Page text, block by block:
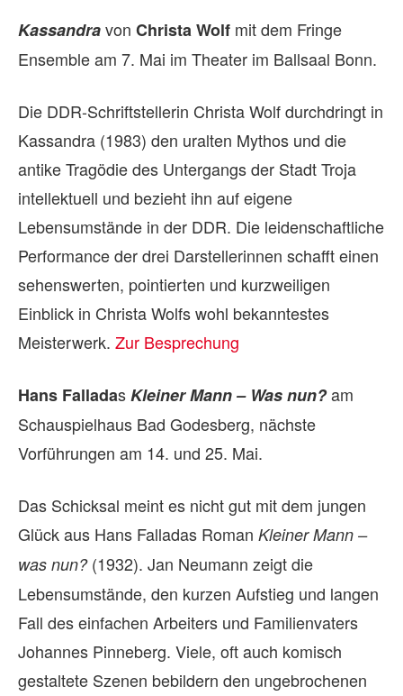
Kassandravon Christa Wolf mit dem Fringe
Ensemble am 7. Mai im Theater im Ballsaal Bonn.
Die DDR-Schriftstellerin Christa Wolf durchdringt in
Kassandra (1983) den uralten Mythos und die
antike Tragödie des Untergangs der Stadt Troja
intellektuell und bezieht ihn auf eigene
Lebensumstände in der DDR. Die leidenschaftliche
Performance der drei Darstellerinnen schafft einen
sehenswerten, pointierten und kurzweiligen
Einblick in Christa Wolfs wohl bekanntestes
Meisterwerk. Zur Besprechung
Hans FalladasKleiner Mann – Was nun?am
Schauspielhaus Bad Godesberg, nächste
Vorführungen am 14. und 25. Mai.
Das Schicksal meint es nicht gut mit dem jungen
Glück aus Hans Falladas Roman Kleiner Mann –
was nun?(1932). Jan Neumann zeigt die
Lebensumstände, den kurzen Aufstieg und langen
Fall des einfachen Arbeiters und Familienvaters
Johannes Pinneberg. Viele, oft auch komisch
gestaltete Szenen bebildern den ungebrochenen